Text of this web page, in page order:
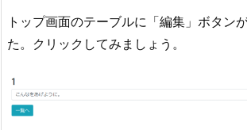
トップ画面のテーブルに「編集」ボタン
た。クリックしてみましょう。